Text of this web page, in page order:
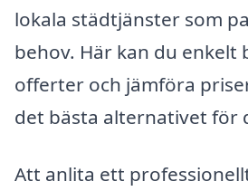
lokala städtjänster som
behov. Här kan du enkelt
offerter och jämföra
det bästa alternativet för
Att anlita ett